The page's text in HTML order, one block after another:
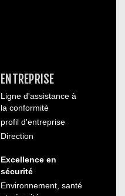
ENTREPRISE
Ligne d'assistance à
la conformité
profil d'entreprise
Direction
Excellence en
sécurité
Environnement, santé